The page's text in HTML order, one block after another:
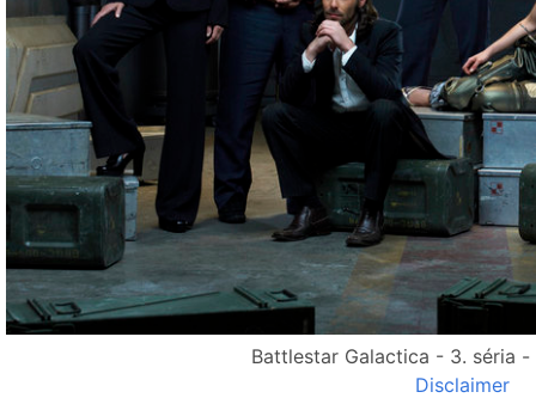
Battlestar Galactica - 3. séria
Disclaimer